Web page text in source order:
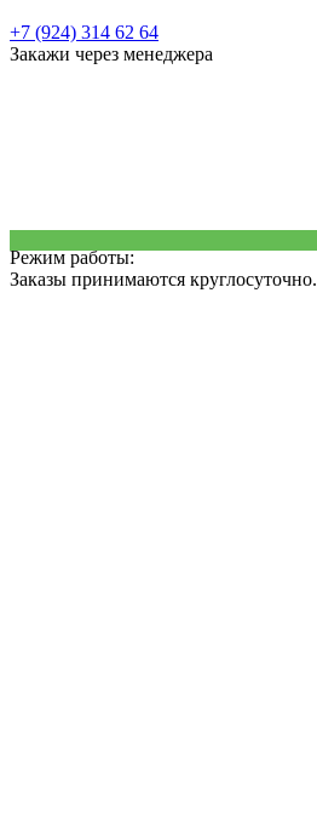
+7 (924) 314 62 64
Закажи через менеджера
Режим работы:
Заказы принимаются круглосуточно.